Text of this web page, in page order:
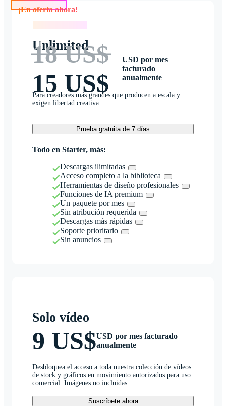
Unlimited
18 US$
15 US$
USD por mes
facturado
anualmente
Para creadores más grandes que producen a escala y
exigen libertad creativa
Prueba gratuita de 7 días
Todo en Starter, más:
Descargas ilimitadas
Acceso completo a la biblioteca
Herramientas de diseño profesionales
Funciones de IA premium
Un paquete por mes
Sin atribución requerida
Descargas más rápidas
Soporte prioritario
Sin anuncios
Solo vídeo
9 US$USD por mes facturado
anualmente
Desbloquea el acceso a toda nuestra colección de vídeos
de stock y gráficos en movimiento autorizados para uso
comercial. Imágenes no incluidas.
Suscríbete ahora